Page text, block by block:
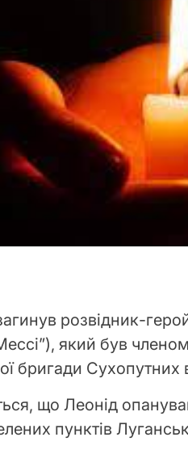
розвідник-
який був
бригади Сухопутних
що Леонід
пунктів